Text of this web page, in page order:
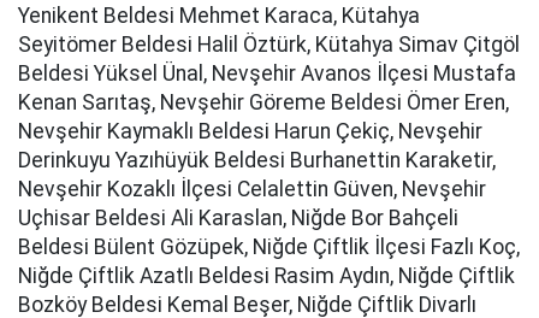
Yenikent Beldesi Mehmet Karaca, Kütahya
Seyitömer Beldesi Halil Öztürk, Kütahya Simav Çitgöl
Beldesi Yüksel Ünal, Nevşehir Avanos İlçesi Mustafa
Kenan Sarıtaş, Nevşehir Göreme Beldesi Ömer Eren,
Nevşehir Kaymaklı Beldesi Harun Çekiç, Nevşehir
Derinkuyu Yazıhüyük Beldesi Burhanettin Karaketir,
Nevşehir Kozaklı İlçesi Celalettin Güven, Nevşehir
Uçhisar Beldesi Ali Karaslan, Niğde Bor Bahçeli
Beldesi Bülent Gözüpek, Niğde Çiftlik İlçesi Fazlı Koç,
Niğde Çiftlik Azatlı Beldesi Rasim Aydın, Niğde Çiftlik
Bozköy Beldesi Kemal Beşer, Niğde Çiftlik Divarlı